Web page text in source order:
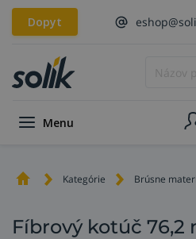
Dopyt
Menu
Kategórie Brúsne
Fíbrový kotúč